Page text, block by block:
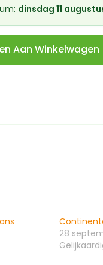
dinsdag 11
Aan Winkelwagen
28